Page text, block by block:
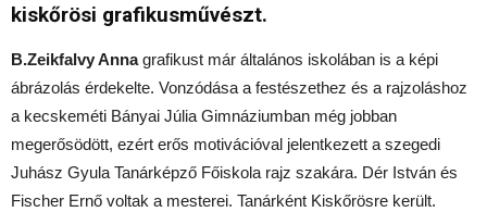
kiskőrösi grafikusművészt.
B.Zeikfalvy Annagrafikust már általános iskolában is a képi
ábrázolás érdekelte. Vonzódása a festészethez és a rajzoláshoz
a kecskeméti Bányai Júlia Gimnáziumban még jobban
megerősödött, ezért erős motivációval jelentkezett a szegedi
Juhász Gyula Tanárképző Főiskola rajz szakára. Dér István és
Fischer Ernő voltak a mesterei. Tanárként Kiskőrösre került.